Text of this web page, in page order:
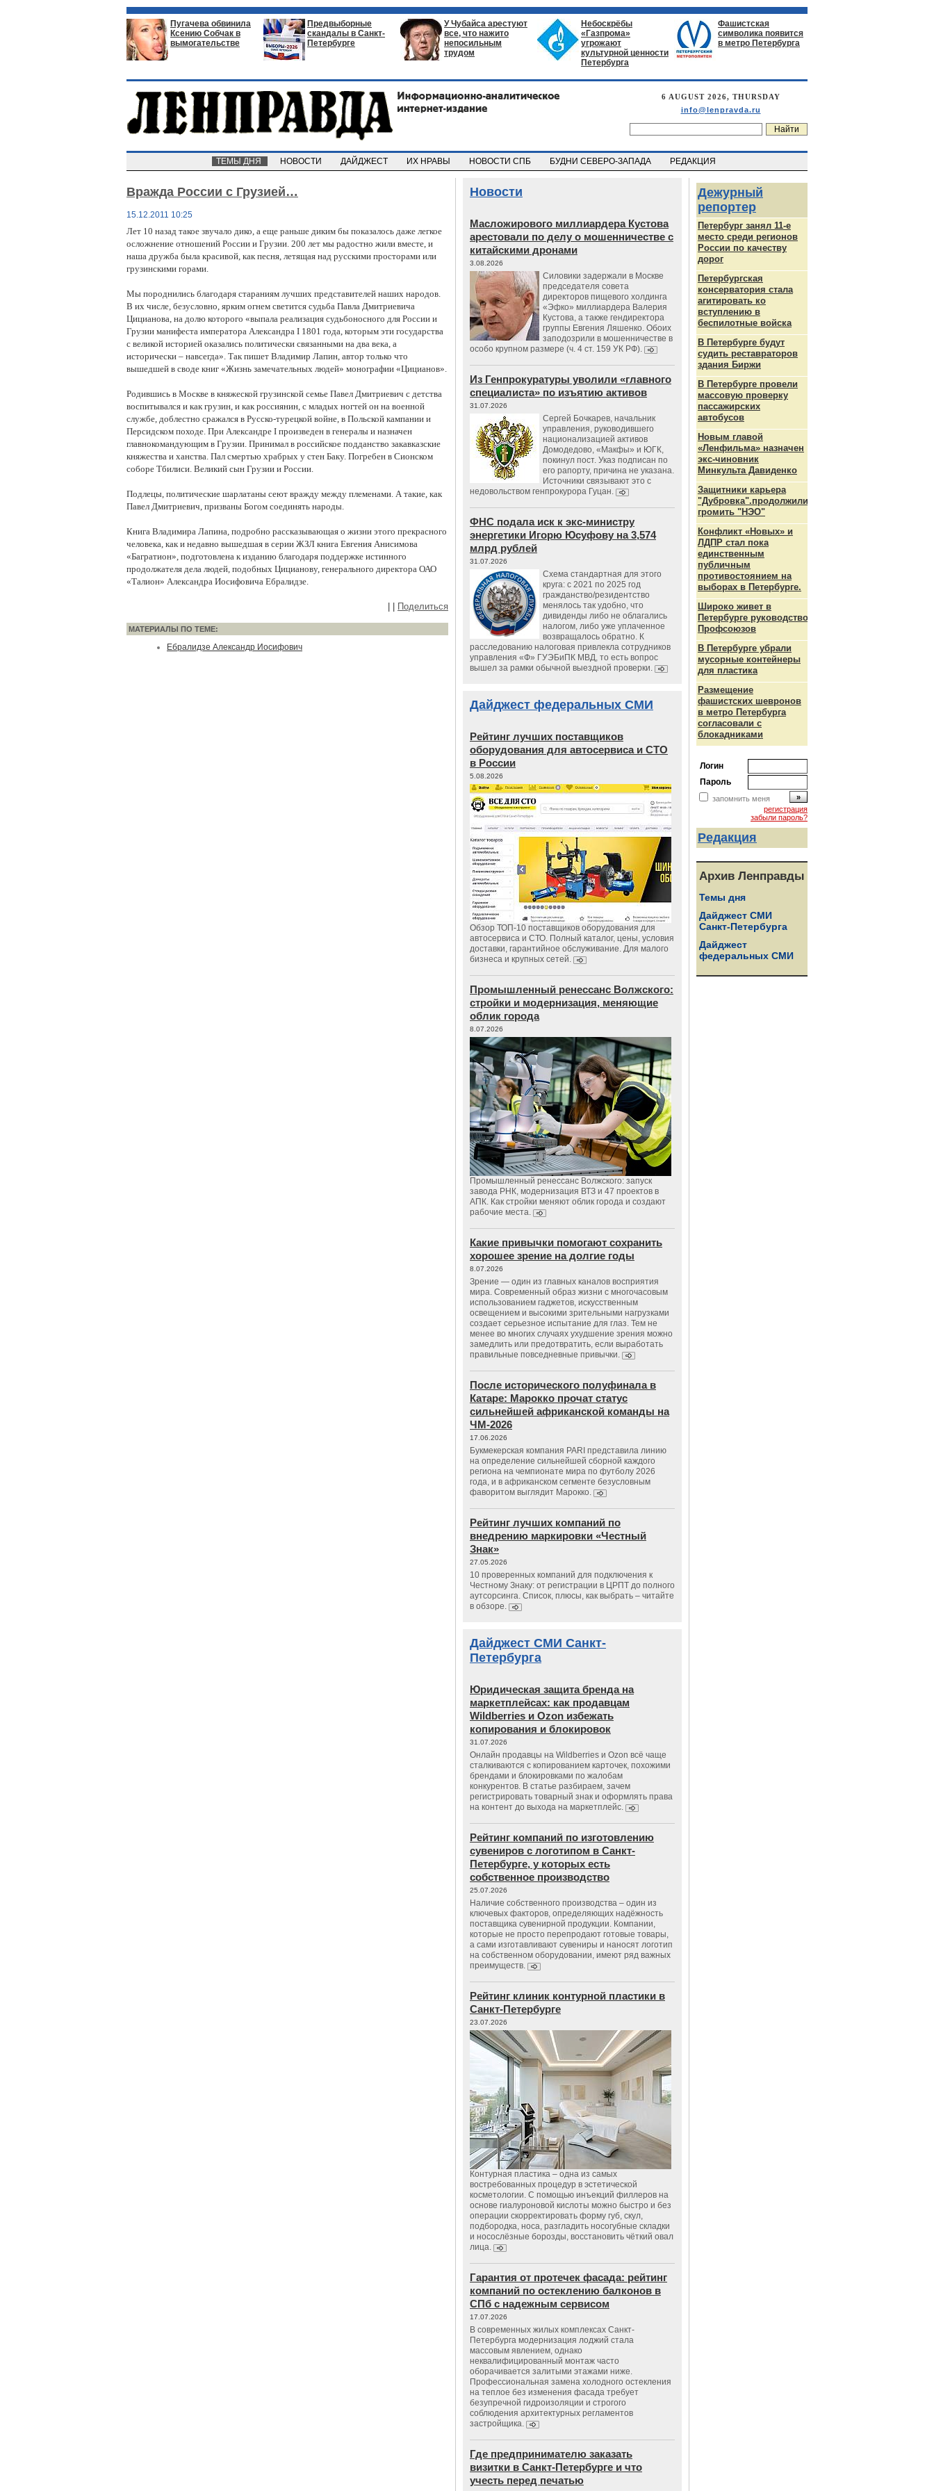
Пугачева обвинила
Ксению Собчак в
вымогательстве
Предвыборные
скандалы в Санкт-
Петербурге
У Чубайса арестуют
все, что нажито
непосильным
трудом
Небоскрёбы
«Газпрома»
угрожают
культурной ценности
Петербурга
Фашистская
символика появится
в метро Петербурга
6 AUGUST 2026, THURSDAY
info@lenpravda.ru
ТЕМЫ ДНЯ НОВОСТИ ДАЙДЖЕСТ ИХ НРАВЫ НОВОСТИ СПБ БУДНИ СЕВЕРО-ЗАПАДА РЕДАКЦИЯ
Вражда России с Грузией…
15.12.2011 10:25
Лет 10 назад такое звучало дико, а еще раньше диким бы показалось даже легкое
осложнение отношений России и Грузии. 200 лет мы радостно жили вместе, и
наша дружба была красивой, как песня, летящая над русскими просторами или
грузинскими горами.
Мы породнились благодаря стараниям лучших представителей наших народов.
В их числе, безусловно, ярким огнем светится судьба Павла Дмитриевича
Цицианова, на долю которого «выпала реализация судьбоносного для России и
Грузии манифеста императора Александра I 1801 года, которым эти государства
с великой историей оказались политически связанными на два века, а
исторически – навсегда». Так пишет Владимир Лапин, автор только что
вышедшей в своде книг «Жизнь замечательных людей» монографии «Цицианов».
Родившись в Москве в княжеской грузинской семье Павел Дмитриевич с детства
воспитывался и как грузин, и как россиянин, с младых ногтей он на военной
службе, доблестно сражался в Русско-турецкой войне, в Польской кампании и
Персидском походе. При Александре I произведен в генералы и назначен
главнокомандующим в Грузии. Принимал в российское подданство закавказские
княжества и ханства. Пал смертью храбрых у стен Баку. Погребен в Сионском
соборе Тбилиси. Великий сын Грузии и России.
Подлецы, политические шарлатаны сеют вражду между племенами. А такие, как
Павел Дмитриевич, призваны Богом соединять народы.
Книга Владимира Лапина, подробно рассказывающая о жизни этого прекрасного
человека, как и недавно вышедшая в серии ЖЗЛ книга Евгения Анисимова
«Багратион», подготовлена к изданию благодаря поддержке истинного
продолжателя дела людей, подобных Цицианову, генерального директора ОАО
«Талион» Александра Иосифовича Ебралидзе.
Поделиться
МАТЕРИАЛЫ ПО ТЕМЕ:
Ебралидзе Александр Иосифович
Новости
Масложирового миллиардера Кустова
арестовали по делу о мошенничестве с
китайскими дронами
3.08.2026
Силовики задержали в Москве
председателя совета
директоров пищевого холдинга
«Эфко» миллиардера Валерия
Кустова, а также гендиректора
группы Евгения Ляшенко. Обоих
заподозрили в мошенничестве в
особо крупном размере (ч. 4 ст. 159 УК РФ).
Из Генпрокуратуры уволили «главного
специалиста» по изъятию активов
31.07.2026
Сергей Бочкарев, начальник
управления, руководившего
национализацией активов
Домодедово, «Макфы» и ЮГК,
покинул пост. Указ подписан по
его рапорту, причина не указана.
Источники связывают это с
недовольством генпрокурора Гуцан.
ФНС подала иск к экс-министру
энергетики Игорю Юсуфову на 3,574
млрд рублей
31.07.2026
Схема стандартная для этого
круга: с 2021 по 2025 год
гражданство/резидентство
менялось так удобно, что
дивиденды либо не облагались
налогом, либо уже уплаченное
возвращалось обратно. К
расследованию налоговая привлекла сотрудников
управления «Ф» ГУЭБиПК МВД, то есть вопрос
вышел за рамки обычной выездной проверки.
Дайджест федеральных СМИ
Рейтинг лучших поставщиков
оборудования для автосервиса и СТО
в России
5.08.2026
Обзор ТОП-10 поставщиков оборудования для
автосервиса и СТО. Полный каталог, цены, условия
доставки, гарантийное обслуживание. Для малого
бизнеса и крупных сетей.
Промышленный ренессанс Волжского:
стройки и модернизация, меняющие
облик города
8.07.2026
Промышленный ренессанс Волжского: запуск
завода РНК, модернизация ВТЗ и 47 проектов в
АПК. Как стройки меняют облик города и создают
рабочие места.
Какие привычки помогают сохранить
хорошее зрение на долгие годы
8.07.2026
Зрение — один из главных каналов восприятия
мира. Современный образ жизни с многочасовым
использованием гаджетов, искусственным
освещением и высокими зрительными нагрузками
создает серьезное испытание для глаз. Тем не
менее во многих случаях ухудшение зрения можно
замедлить или предотвратить, если выработать
правильные повседневные привычки.
После исторического полуфинала в
Катаре: Марокко прочат статус
сильнейшей африканской команды на
ЧМ-2026
17.06.2026
Букмекерская компания PARI представила линию
на определение сильнейшей сборной каждого
региона на чемпионате мира по футболу 2026
года, и в африканском сегменте безусловным
фаворитом выглядит Марокко.
Рейтинг лучших компаний по
внедрению маркировки «Честный
Знак»
27.05.2026
10 проверенных компаний для подключения к
Честному Знаку: от регистрации в ЦРПТ до полного
аутсорсинга. Список, плюсы, как выбрать – читайте
в обзоре.
Дайджест СМИ Санкт-
Петербурга
Юридическая защита бренда на
маркетплейсах: как продавцам
Wildberries и Ozon избежать
копирования и блокировок
31.07.2026
Онлайн продавцы на Wildberries и Ozon всё чаще
сталкиваются с копированием карточек, похожими
брендами и блокировками по жалобам
конкурентов. В статье разбираем, зачем
регистрировать товарный знак и оформлять права
на контент до выхода на маркетплейс.
Рейтинг компаний по изготовлению
сувениров с логотипом в Санкт-
Петербурге, у которых есть
собственное производство
25.07.2026
Наличие собственного производства – один из
ключевых факторов, определяющих надёжность
поставщика сувенирной продукции. Компании,
которые не просто перепродают готовые товары,
а сами изготавливают сувениры и наносят логотип
на собственном оборудовании, имеют ряд важных
преимуществ.
Рейтинг клиник контурной пластики в
Санкт-Петербурге
23.07.2026
Контурная пластика – одна из самых
востребованных процедур в эстетической
косметологии. С помощью инъекций филлеров на
основе гиалуроновой кислоты можно быстро и без
операции скорректировать форму губ, скул,
подбородка, носа, разгладить носогубные складки
и носослёзные борозды, восстановить чёткий овал
лица.
Гарантия от протечек фасада: рейтинг
компаний по остеклению балконов в
СПб с надежным сервисом
17.07.2026
В современных жилых комплексах Санкт-
Петербурга модернизация лоджий стала
массовым явлением, однако
неквалифицированный монтаж часто
оборачивается залитыми этажами ниже.
Профессиональная замена холодного остекления
на теплое без изменения фасада требует
безупречной гидроизоляции и строгого
соблюдения архитектурных регламентов
застройщика.
Где предпринимателю заказать
визитки в Санкт-Петербурге и что
учесть перед печатью
Дежурный
репортер
Петербург занял 11-е
место среди регионов
России по качеству
дорог
Петербургская
консерватория стала
агитировать ко
вступлению в
беспилотные войска
В Петербурге будут
судить реставраторов
здания Биржи
В Петербурге провели
массовую проверку
пассажирских
автобусов
Новым главой
«Ленфильма» назначен
экс-чиновник
Минкульта Давиденко
Защитники карьера
"Дубровка".продолжили
громить "НЭО"
Конфликт «Новых» и
ЛДПР стал пока
единственным
публичным
противостоянием на
выборах в Петербурге.
Широко живет в
Петербурге руководство
Профсоюзов
В Петербурге убрали
мусорные контейнеры
для пластика
Размещение
фашистских шевронов
в метро Петербурга
согласовали с
блокадниками
Логин
Пароль
запомнить меня
регистрация
забыли пароль?
Редакция
Архив Ленправды
Темы дня
Дайджест СМИ
Санкт-Петербурга
Дайджест
федеральных СМИ